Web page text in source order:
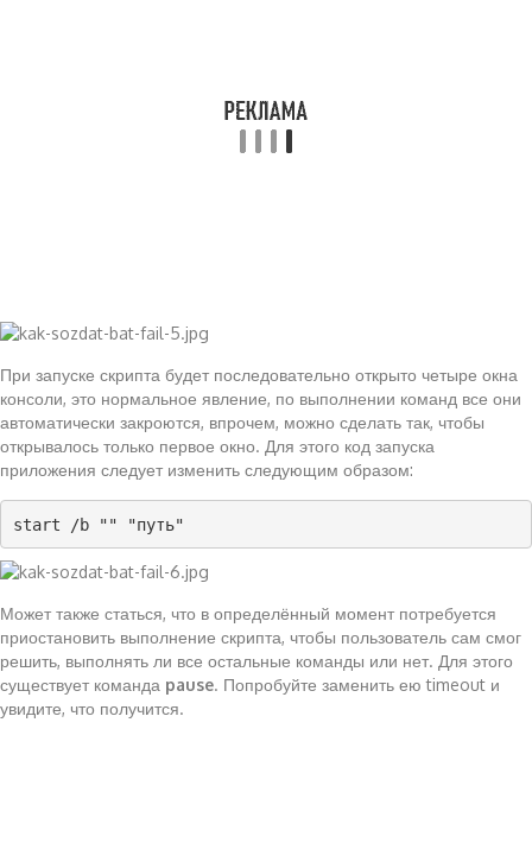
При запуске скрипта будет последовательно открыто четыре окна
консоли, это нормальное явление, по выполнении команд все они
автоматически закроются, впрочем, можно сделать так, чтобы
открывалось только первое окно. Для этого код запуска
приложения следует изменить следующим образом:
start /b "" "путь"
Может также статься, что в определённый момент потребуется
приостановить выполнение скрипта, чтобы пользователь сам смог
решить, выполнять ли все остальные команды или нет. Для этого
существует команда pause. Попробуйте заменить ею timeout и
увидите, что получится.